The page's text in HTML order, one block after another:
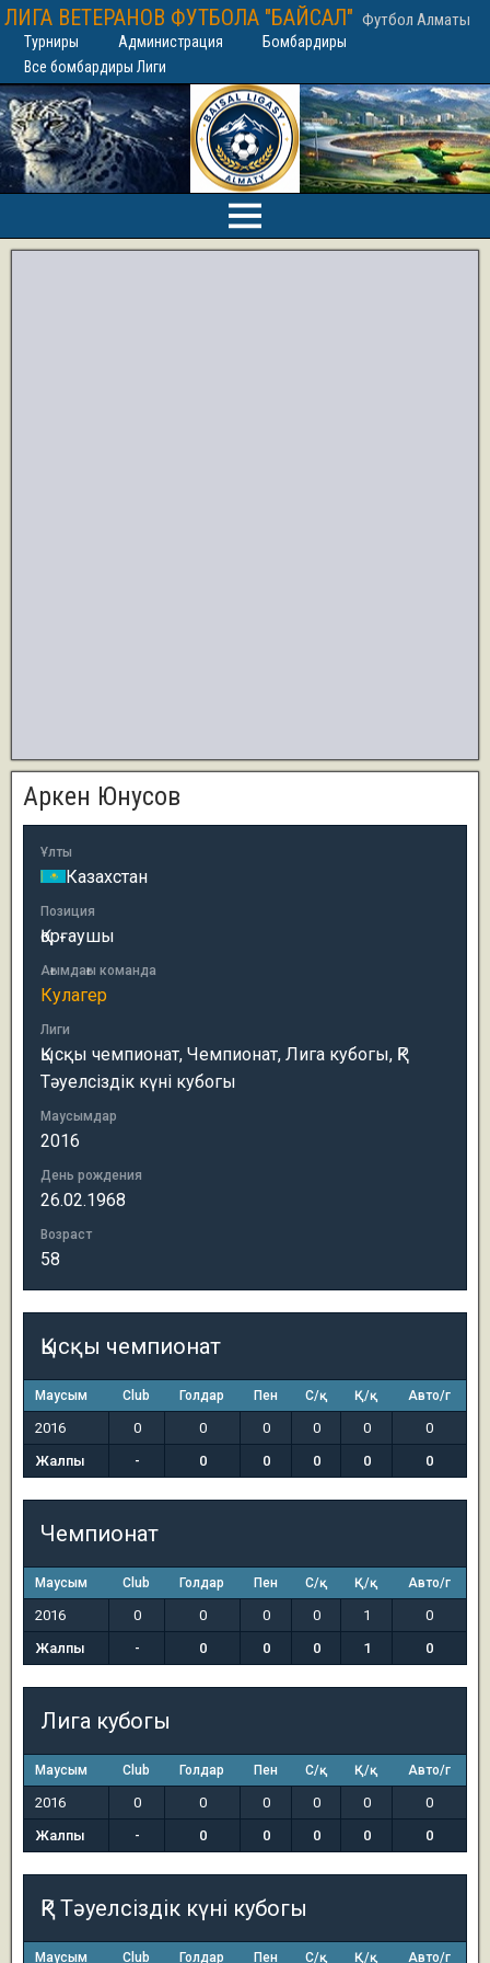
ЛИГА ВЕТЕРАНОВ ФУТБОЛА "БАЙСАЛ" Футбол Алматы
Турниры Администрация
Бомбардиры
Все бомбардиры Лиги
Аркен Юнусов
Ұлты
Казахстан
Позиция
Қорғаушы
Ағымдағы команда
Кулагер
Лиги
Қысқы чемпионат, Чемпионат, Лига кубогы, ҚР
Тәуелсіздік күні кубогы
Маусымдар
2016
День рождения
26.02.1968
Возраст
58
Қысқы чемпионат
Маусым Club Голдар Пен С/қ Қ/қ Авто/г
2016 0 0 0 0 0
0
Жалпы
- 0 0 0 0 0
Чемпионат
Маусым Club Голдар Пен С/қ Қ/қ Авто/г
2016 0 0 0 0 1
0
Жалпы
- 0 0 0 1 0
Лига кубогы
Маусым Club Голдар Пен С/қ Қ/қ Авто/г
2016 0 0 0 0 0
0
Жалпы
- 0 0 0 0 0
ҚР Тәуелсіздік күні кубогы
Маусым Club Голдар Пен С/қ Қ/қ Авто/г